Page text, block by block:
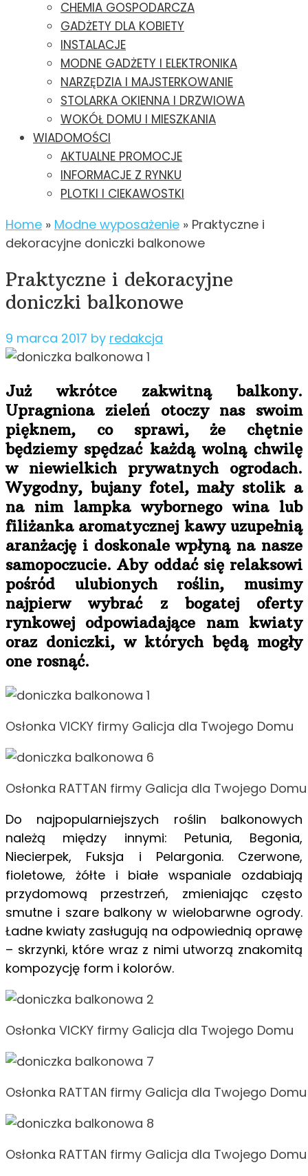
CHEMIA GOSPODARCZA
GADŻETY DLA KOBIETY
INSTALACJE
MODNE GADŻETY I ELEKTRONIKA
NARZĘDZIA I MAJSTERKOWANIE
STOLARKA OKIENNA I DRZWIOWA
WOKÓŁ DOMU I MIESZKANIA
WIADOMOŚCI
AKTUALNE PROMOCJE
INFORMACJE Z RYNKU
PLOTKI I CIEKAWOSTKI
Home » Modne wyposażenie » Praktyczne i
dekoracyjne doniczki balkonowe
Praktyczne i dekoracyjne
doniczki balkonowe
9 marca 2017 by redakcja
Już wkrótce zakwitną balkony.
Upragniona zieleń otoczy nas swoim
pięknem, co sprawi, że chętnie
będziemy spędzać każdą wolną chwilę
w niewielkich prywatnych ogrodach.
Wygodny, bujany fotel, mały stolik a
na nim lampka wybornego wina lub
filiżanka aromatycznej kawy uzupełnią
aranżację i doskonale wpłyną na nasze
samopoczucie. Aby oddać się relaksowi
pośród ulubionych roślin, musimy
najpierw wybrać z bogatej oferty
rynkowej odpowiadające nam kwiaty
oraz doniczki, w których będą mogły
one rosnąć.
Osłonka VICKY firmy Galicja dla Twojego Domu
Osłonka RATTAN firmy Galicja dla Twojego Domu
Do najpopularniejszych roślin balkonowych
należą między innymi: Petunia, Begonia,
Niecierpek, Fuksja i Pelargonia. Czerwone,
fioletowe, żółte i białe wspaniale ozdabiają
przydomową przestrzeń, zmieniając często
smutne i szare balkony w wielobarwne ogrody.
Ładne kwiaty zasługują na odpowiednią oprawę
– skrzynki, które wraz z nimi utworzą znakomitą
kompozycję form i kolorów.
Osłonka VICKY firmy Galicja dla Twojego Domu
Osłonka RATTAN firmy Galicja dla Twojego Domu
Osłonka RATTAN firmy Galicja dla Twojego Domu